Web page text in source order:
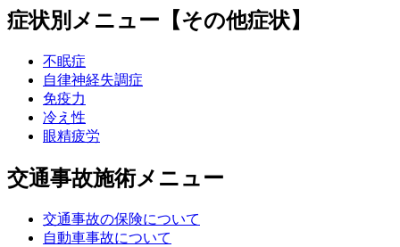
症状別メニュー【その他症状】
不眠症
自律神経失調症
免疫力
冷え性
眼精疲労
交通事故施術メニュー
交通事故の保険について
自動車事故について